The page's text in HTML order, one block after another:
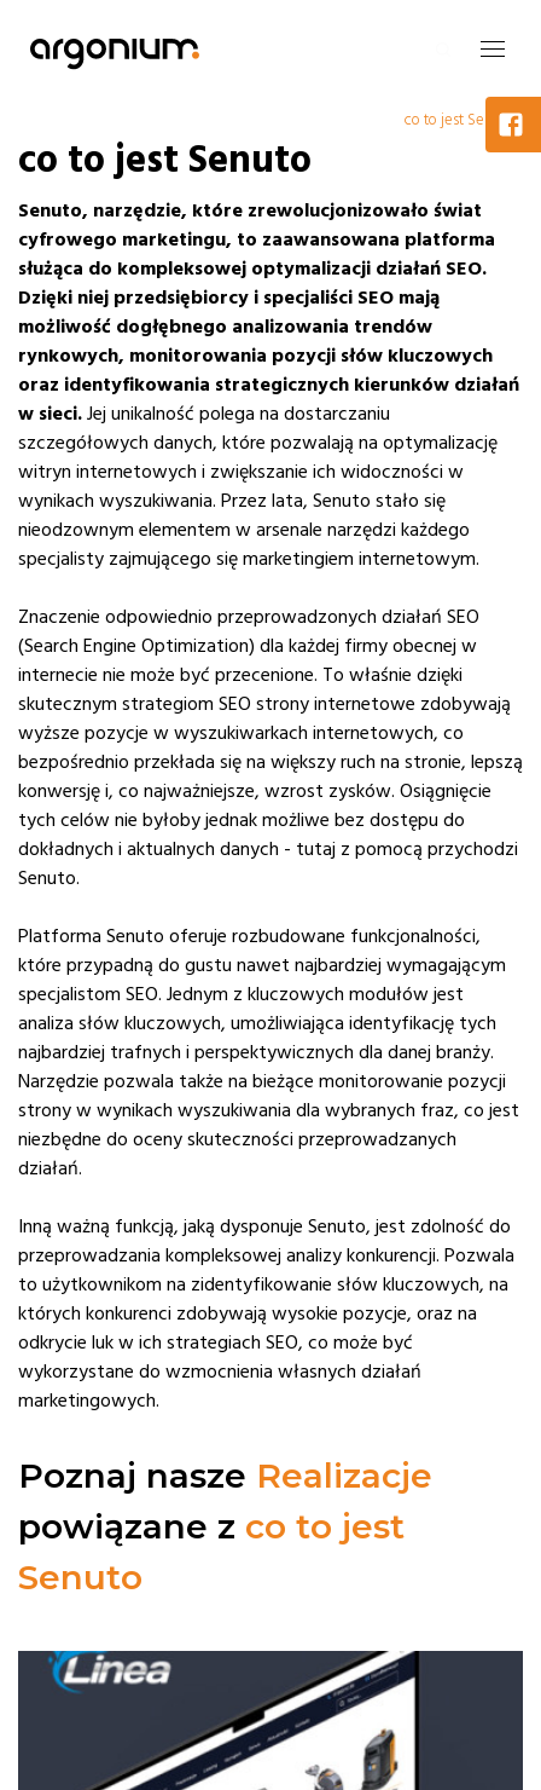
co to jest Senuto
co to jest Senuto
Senuto, narzędzie, które zrewolucjonizowało świat
cyfrowego marketingu, to zaawansowana platforma
służąca do kompleksowej optymalizacji działań SEO.
Dzięki niej przedsiębiorcy i specjaliści SEO mają
możliwość dogłębnego analizowania trendów
rynkowych, monitorowania pozycji słów kluczowych
oraz identyfikowania strategicznych kierunków działań
w sieci.Jej unikalność polega na dostarczaniu
szczegółowych danych, które pozwalają na optymalizację
witryn internetowych i zwiększanie ich widoczności w
wynikach wyszukiwania. Przez lata, Senuto stało się
nieodzownym elementem w arsenale narzędzi każdego
specjalisty zajmującego się marketingiem internetowym.
Znaczenie odpowiednio przeprowadzonych działań SEO
(Search Engine Optimization) dla każdej firmy obecnej w
internecie nie może być przecenione. To właśnie dzięki
skutecznym strategiom SEO strony internetowe zdobywają
wyższe pozycje w wyszukiwarkach internetowych, co
bezpośrednio przekłada się na większy ruch na stronie, lepszą
konwersję i, co najważniejsze, wzrost zysków. Osiągnięcie
tych celów nie byłoby jednak możliwe bez dostępu do
dokładnych i aktualnych danych - tutaj z pomocą przychodzi
Senuto.
Platforma Senuto oferuje rozbudowane funkcjonalności,
które przypadną do gustu nawet najbardziej wymagającym
specjalistom SEO. Jednym z kluczowych modułów jest
analiza słów kluczowych, umożliwiająca identyfikację tych
najbardziej trafnych i perspektywicznych dla danej branży.
Narzędzie pozwala także na bieżące monitorowanie pozycji
strony w wynikach wyszukiwania dla wybranych fraz, co jest
niezbędne do oceny skuteczności przeprowadzanych
działań.
Inną ważną funkcją, jaką dysponuje Senuto, jest zdolność do
przeprowadzania kompleksowej analizy konkurencji. Pozwala
to użytkownikom na zidentyfikowanie słów kluczowych, na
których konkurenci zdobywają wysokie pozycje, oraz na
odkrycie luk w ich strategiach SEO, co może być
wykorzystane do wzmocnienia własnych działań
marketingowych.
Poznaj nasze Realizacje
powiązane z co to jest
Senuto